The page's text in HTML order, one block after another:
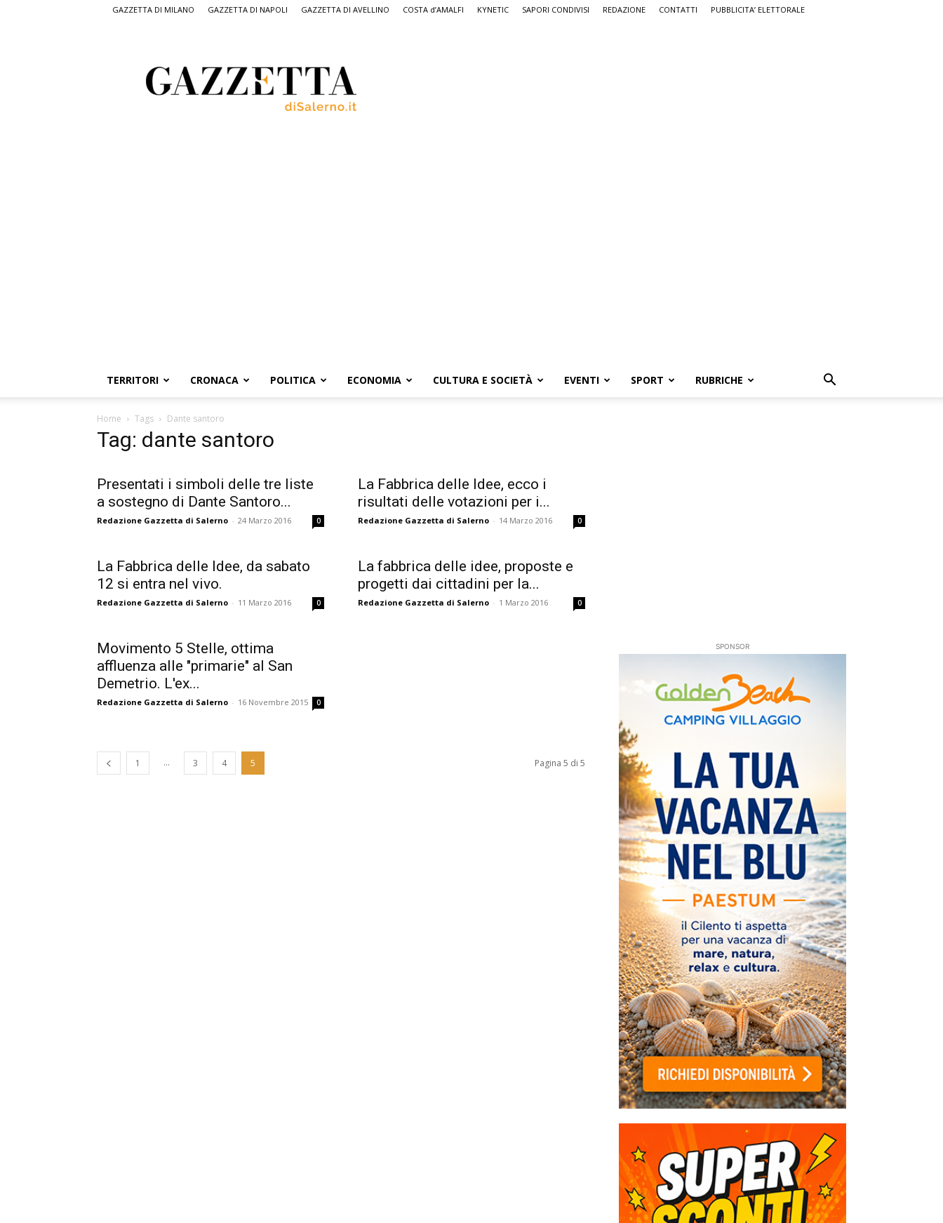
GAZZETTA DI MILANO GAZZETTA DI NAPOLI GAZZETTA DI AVELLINO COSTA d’AMALFI KYNETIC SAPORI CONDIVISI REDAZIONE CONTATTI PUBBLICITA’ ELETTORALE
Salerno,
il
quotidiano
TERRITORI CRONACA POLITICA ECONOMIA CULTURA E SOCIETÀ EVENTI SPORT RUBRICHE
Home Tags Dante santoro
Tag: dante santoro
Presentati i simboli delle tre liste
a sostegno di Dante Santoro...
Redazione Gazzetta di Salerno - 24 Marzo 2016 0
La Fabbrica delle Idee, ecco i
risultati delle votazioni per i...
Redazione Gazzetta di Salerno - 14 Marzo 2016 0
La Fabbrica delle Idee, da sabato
12 si entra nel vivo.
Redazione Gazzetta di Salerno - 11 Marzo 2016 0
La fabbrica delle idee, proposte e
progetti dai cittadini per la...
Redazione Gazzetta di Salerno - 1 Marzo 2016 0
Movimento 5 Stelle, ottima
affluenza alle "primarie" al San
Demetrio. L'ex...
Redazione Gazzetta di Salerno - 16 Novembre 2015 0
1 ... 3 4 5 Pagina 5 di 5
SPONSOR